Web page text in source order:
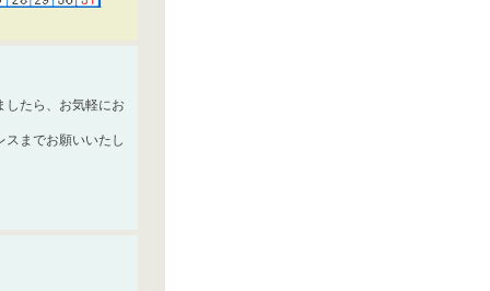
したら、お気軽にお
スまでお願いいたし